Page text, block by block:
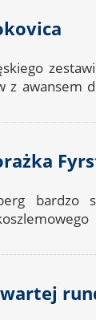
z awansem
bardzo